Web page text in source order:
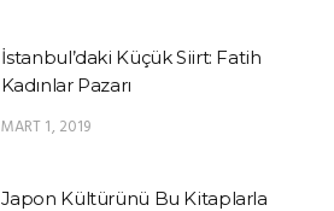
İstanbul’daki Küçük Siirt: Fatih
Kadınlar Pazarı
MART 1, 2019
Japon Kültürünü Bu Kitaplarla